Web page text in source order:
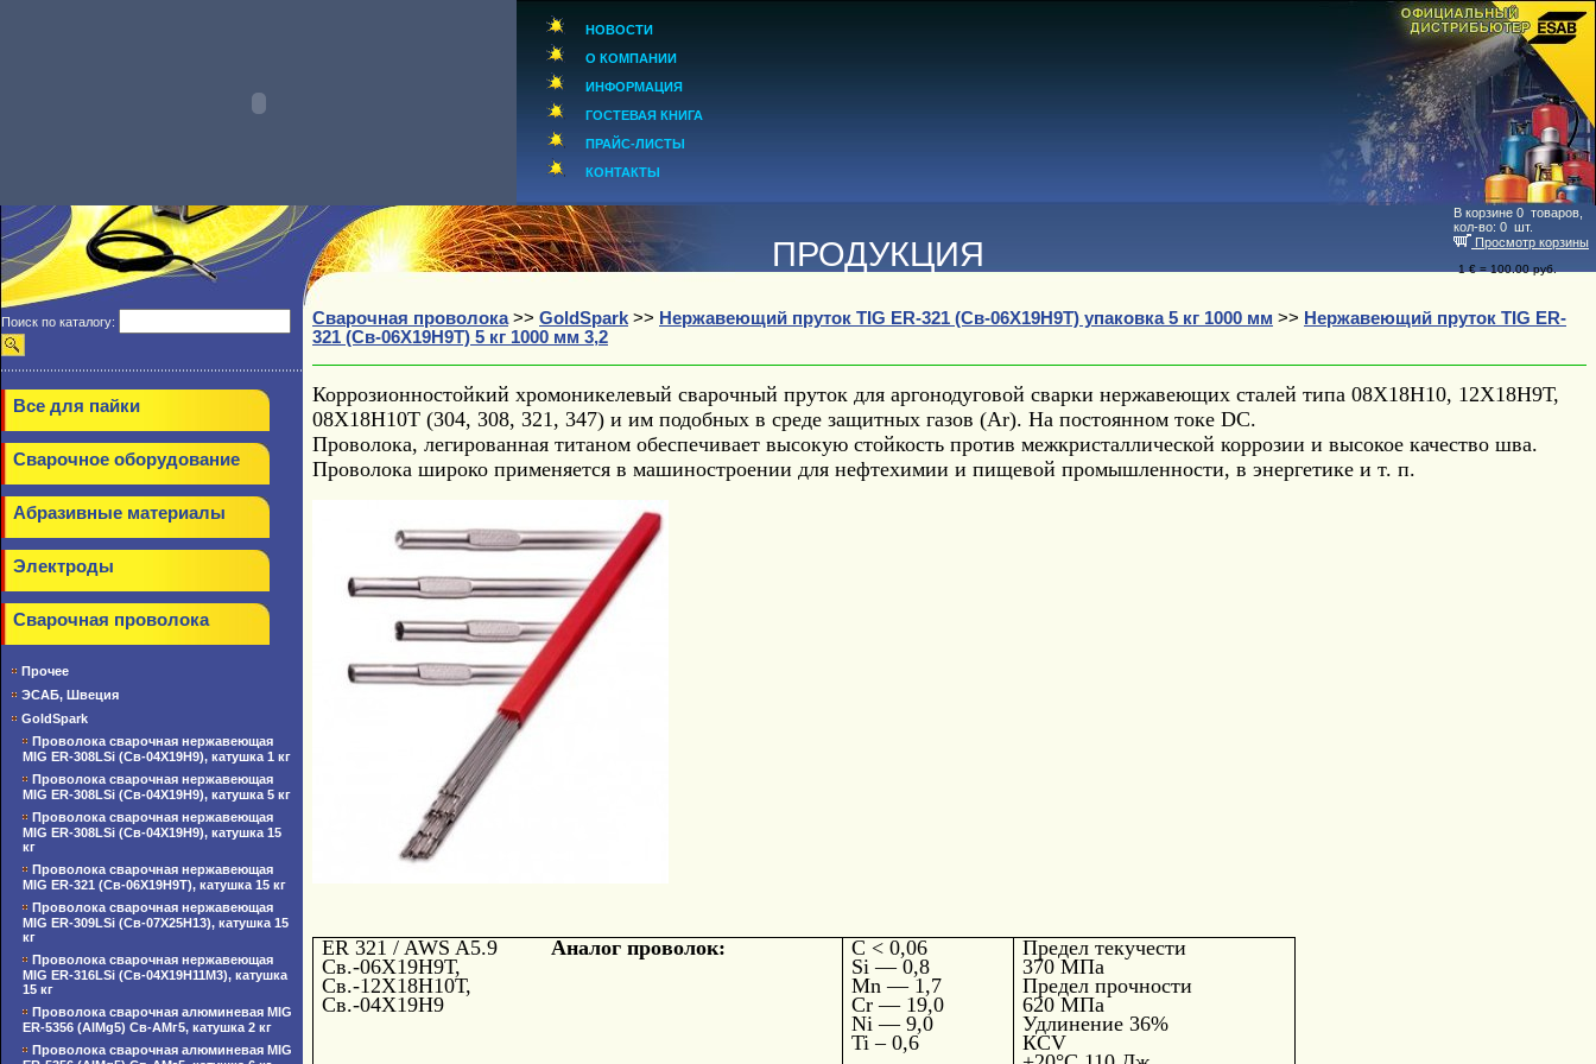
НОВОСТИ
О КОМПАНИИ
ИНФОРМАЦИЯ
ГОСТЕВАЯ КНИГА
ПРАЙС-ЛИСТЫ
КОНТАКТЫ
ПРОДУКЦИЯ
В корзине 0 товаров,
кол-во: 0 шт.
Просмотр корзины
1 € = 100.00 руб.
Поиск по каталогу:
Все для пайки
Сварочное оборудование
Абразивные материалы
Электроды
Сварочная проволока
Прочее
ЭСАБ, Швеция
GoldSpark
Проволока сварочная нержавеющая
MIG ER-308LSi (Св-04Х19Н9), катушка 1 кг
Проволока сварочная нержавеющая
MIG ER-308LSi (Св-04Х19Н9), катушка 5 кг
Проволока сварочная нержавеющая
MIG ER-308LSi (Св-04Х19Н9), катушка 15
кг
Проволока сварочная нержавеющая
MIG ER-321 (Св-06Х19Н9Т), катушка 15 кг
Проволока сварочная нержавеющая
MIG ER-309LSi (Св-07Х25Н13), катушка 15
кг
Проволока сварочная нержавеющая
MIG ER-316LSi (Св-04Х19Н11М3), катушка
15 кг
Проволока сварочная алюминевая MIG
ER-5356 (AlMg5) Св-АМг5, катушка 2 кг
Проволока сварочная алюминевая MIG
Сварочная проволока>> GoldSpark >> Нержавеющий пруток TIG ER-321 (Св-06Х19Н9Т) упаковка 5 кг 1000 мм >> Нержавеющий пруток TIG ER-
321 (Св-06Х19Н9Т) 5 кг 1000 мм 3,2
Коррозионностойкий хромоникелевый сварочный пруток для аргонодуговой сварки нержавеющих сталей типа 08Х18Н10, 12Х18Н9Т,
08Х18Н10Т (304, 308, 321, 347) и им подобных в среде защитных газов (Ar). На постоянном токе DC.
Проволока, легированная титаном обеспечивает высокую стойкость против межкристаллической коррозии и высокое качество шва.
Проволока широко применяется в машиностроении для нефтехимии и пищевой промышленности, в энергетике и т. п.
ER 321 / AWS A5.9Аналог проволок:
Св.-06Х19Н9Т,
Св.-12Х18Н10Т,
Св.-04Х19Н9
С < 0,06
Si — 0,8
Mn — 1,7
Cr — 19,0
Ni — 9,0
Ti – 0,6
Предел текучести
370 МПа
Предел прочности
620 МПа
Удлинение 36%
КCV